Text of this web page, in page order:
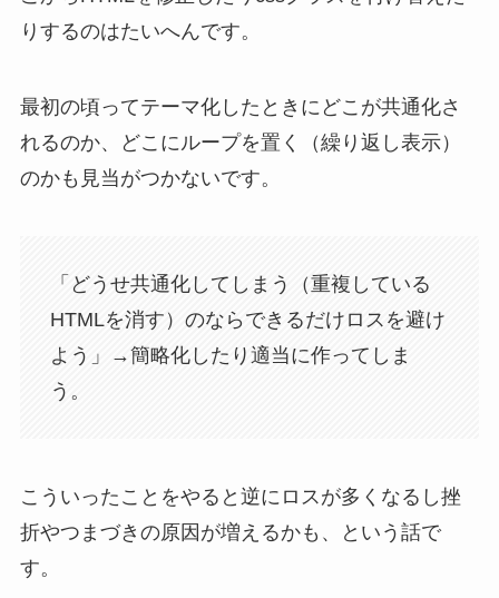
りするのはたいへんです。
最初の頃ってテーマ化したときにどこが共通化さ
れるのか、どこにループを置く（繰り返し表示）
のかも見当がつかないです。
「どうせ共通化してしまう（重複している
HTMLを消す）のならできるだけロスを避け
よう」→簡略化したり適当に作ってしま
う。
こういったことをやると逆にロスが多くなるし挫
折やつまづきの原因が増えるかも、という話で
す。